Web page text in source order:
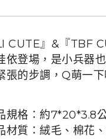
CUTE』&『TBF
依登場， 是小兵器
張的步調， Q萌一下
規格：約7*20*3.8
材質：絨毛、棉花